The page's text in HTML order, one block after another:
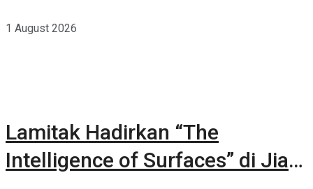
1 August 2026
Lamitak Hadirkan “The
Intelligence of Surfaces” di Jia